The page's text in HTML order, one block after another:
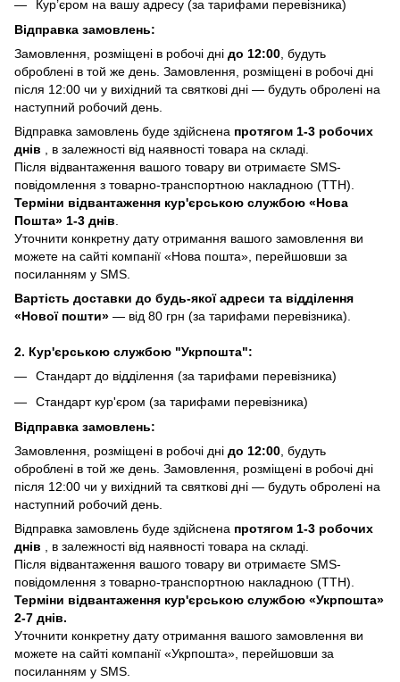
Кур’єром на вашу адресу (за тарифами перевізника)
Відправка замовлень:
Замовлення, розміщені в робочі дні до 12:00, будуть
оброблені в той же день. Замовлення, розміщені в робочі дні
після 12:00 чи у вихідний та святкові дні — будуть обролені на
наступний робочий день.
Відправка замовлень буде здійснена протягом 1-3 робочих
днів , в залежності від наявності товара на складі.
Після відвантаження вашого товару ви отримаєте SMS-
повідомлення з товарно-транспортною накладною (ТТН).
Терміни відвантаження кур'єрською службою «Нова
Пошта» 1-3 днів.
Уточнити конкретну дату отримання вашого замовлення ви
можете на сайті компанії «Нова пошта», перейшовши за
посиланням у SMS.
Вартість доставки до будь-якої адреси та відділення
«Нової пошти» — від 80 грн (за тарифами перевізника).
2. Кур'єрською службою "Укрпошта":
Стандарт до відділення (за тарифами перевізника)
Стандарт кур'єром (за тарифами перевізника)
Відправка замовлень:
Замовлення, розміщені в робочі дні до 12:00 , будуть
оброблені в той же день. Замовлення, розміщені в робочі дні
після 12:00 чи у вихідний та святкові дні — будуть обролені на
наступний робочий день.
Відправка замовлень буде здійснена протягом 1-3 робочих
днів , в залежності від наявності товара на складі.
Після відвантаження вашого товару ви отримаєте SMS-
повідомлення з товарно-транспортною накладною (ТТН).
Терміни відвантаження кур'єрською службою «Укрпошта»
2-7 днів.
Уточнити конкретну дату отримання вашого замовлення ви
можете на сайті компанії «Укрпошта», перейшовши за
посиланням у SMS.